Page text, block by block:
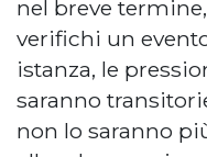
nel breve
verifichi un
istanza, le
saranno
non lo saranno